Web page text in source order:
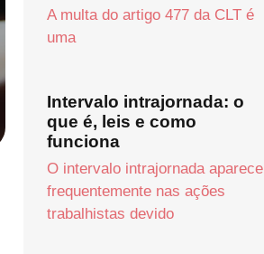
A multa do artigo 477 da CLT é
uma
Intervalo intrajornada: o
que é, leis e como
funciona
O intervalo intrajornada aparece
frequentemente nas ações
trabalhistas devido